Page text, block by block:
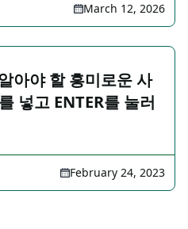
March 12, 2026
아야 할 흥미로운 사
넣고 ENTER를 눌러
February 24, 2023